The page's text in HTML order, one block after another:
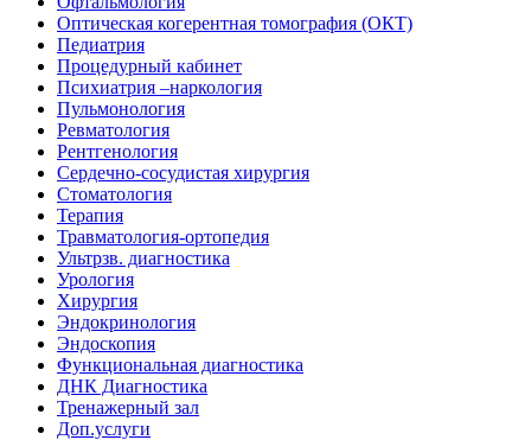
Оптическая когерентная томография (ОКТ)
Педиатрия
Процедурный кабинет
Психиатрия –наркология
Пульмонология
Ревматология
Рентгенология
Сердечно-сосудистая хирургия
Стоматология
Терапия
Травматология-ортопедия
Ультрзв. диагностика
Урология
Хирургия
Эндокринология
Эндоскопия
Функциональная диагностика
ДНК Диагностика
Тренажерный зал
Доп.услуги